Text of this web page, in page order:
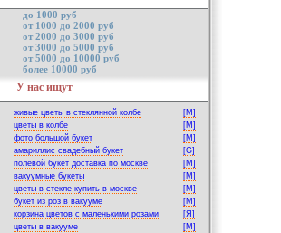
до 1000 руб
от 1000 до 2000 руб
от 2000 до 3000 руб
от 3000 до 5000 руб
от 5000 до 10000 руб
более 10000 руб
У нас ищут
живые цветы в стеклянной колбе
[M]
цветы в колбе
[M]
фото большой букет
[M]
амариллис свадебный букет
[G]
полевой букет доставка по москве
[M]
вакуумные букеты
[M]
цветы в стекле купить в москве
[M]
букет из роз в вакууме
[M]
корзина цветов с маленькими розами
[Я]
цветы в вакууме
[M]